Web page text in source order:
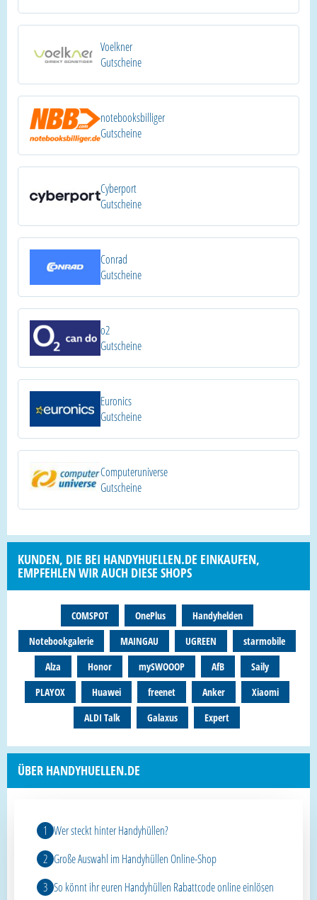
Voelkner
Gutscheine
notebooksbilliger
Gutscheine
Cyberport
Gutscheine
Conrad
Gutscheine
o2
Gutscheine
Euronics
Gutscheine
Computeruniverse
Gutscheine
KUNDEN, DIE BEI HANDYHUELLEN.DE EINKAUFEN,
EMPFEHLEN WIR AUCH DIESE SHOPS
COMSPOT OnePlus
Handyhelden
Notebookgalerie
MAINGAU UGREEN
starmobile
Alza
Honor mySWOOOP AfB
Saily
PLAYOX
Huawei freenet Anker
Xiaomi
ALDI Talk
Galaxus Expert
ÜBER HANDYHUELLEN.DE
Wer steckt hinter Handyhüllen?
Große Auswahl im Handyhüllen Online-Shop
So könnt ihr euren Handyhüllen Rabattcode online einlösen